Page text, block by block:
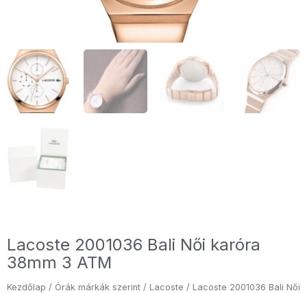
Lacoste 2001036 Bali Női karóra
38mm 3 ATM
Kezdőlap / Órák márkák szerint / Lacoste / Lacoste 2001036 Bali Női